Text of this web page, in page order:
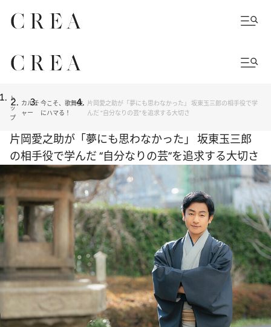
ト
ッ
プ
カルチ
ャー
今こそ、歌舞伎
にハマる！
片岡愛之助が「夢にも思わなかった」 坂東玉三郎の相手役で学
んだ “自分なりの芸”を追求する大切さ
片岡愛之助が「夢にも思わなかった」 坂東玉三郎
の相手役で学んだ “自分なりの芸”を追求する大切さ